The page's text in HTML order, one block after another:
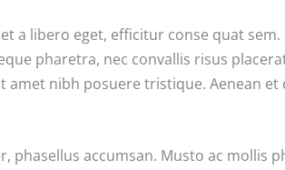
a libero eget, efficitur conse quat
pharetra, nec convallis risus
amet nibh posuere tristique. Aenean
accumsan. Musto ac mollis